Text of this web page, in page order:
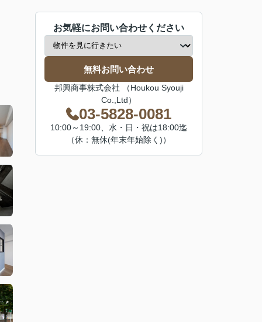
お気軽にお問い合わせください
無料お問い合わせ
邦興商事株式会社 （Houkou Syouji
Co.,Ltd）
03-5828-0081
10:00～19:00、水・日・祝は18:00迄
（休：無休(年末年始除く)）